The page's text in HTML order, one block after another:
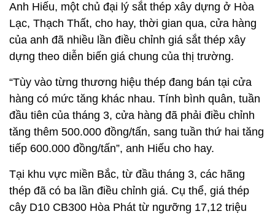
Anh Hiếu, một chủ đại lý sắt thép xây dựng ở Hòa
Lạc, Thạch Thất, cho hay, thời gian qua, cửa hàng
của anh đã nhiều lần điều chỉnh giá sắt thép xây
dựng theo diễn biến giá chung của thị trường.
“Tùy vào từng thương hiệu thép đang bán tại cửa
hàng có mức tăng khác nhau. Tính bình quân, tuần
đầu tiên của tháng 3, cửa hàng đã phải điều chỉnh
tăng thêm 500.000 đồng/tấn, sang tuần thứ hai tăng
tiếp 600.000 đồng/tấn”, anh Hiếu cho hay.
Tại khu vực miền Bắc, từ đầu tháng 3, các hãng
thép đã có ba lần điều chỉnh giá. Cụ thể, giá thép
cây D10 CB300 Hòa Phát từ ngưỡng 17,12 triệu